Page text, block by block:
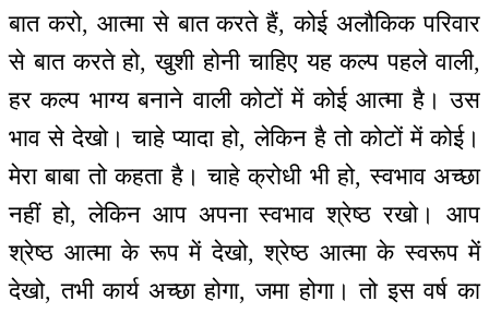
बात करो, आत्मा से बात करते हैं, कोई अलौकिक परिवार
से बात करते हो, खुशी होनी चाहिए यह कल्प पहले वाली,
हर कल्प भाग्य बनाने वाली कोटों में कोई आत्मा है। उस
भाव से देखो। चाहे प्यादा हो, लेकिन है तो कोटों में कोई।
मेरा बाबा तो कहता है। चाहे क्रोधी भी हो, स्वभाव अच्छा
नहीं हो, लेकिन आप अपना स्वभाव श्रेष्ठ रखो। आप
श्रेष्ठ आत्मा के रूप में देखो, श्रेष्ठ आत्मा के स्वरूप में
देखो, तभी कार्य अच्छा होगा, जमा होगा। तो इस वर्ष का